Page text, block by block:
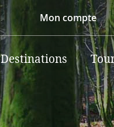
Mon compte
Destinations